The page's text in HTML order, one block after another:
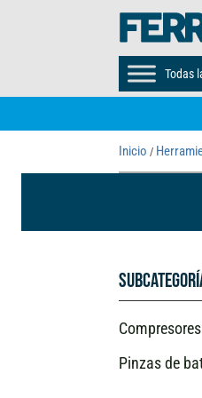
Todas
Inicio /
Pinzas de